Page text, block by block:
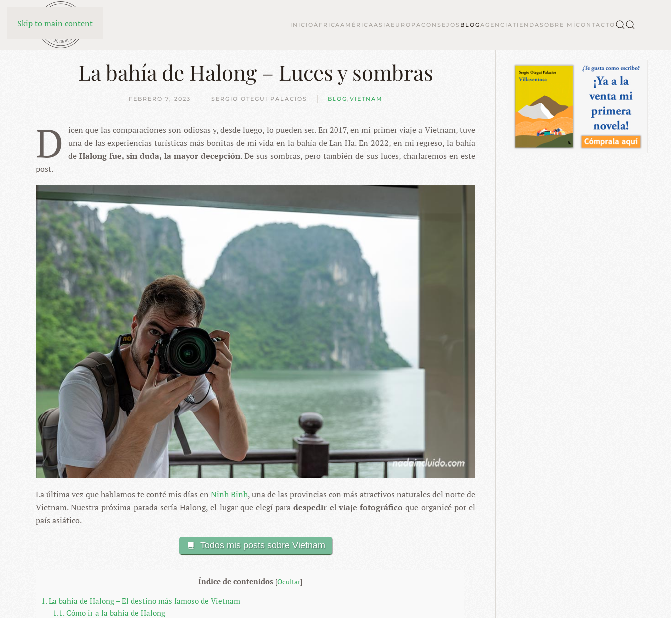
Skip to main content INICIOÁFRICAAMÉRICAASIA EUROPACONSEJOS BLOGAGENCIATIENDASOBRE MÍCONTACTO
La bahía de Halong – Luces y sombras
FEBRERO 7, 2023 SERGIO OTEGUI PALACIOS BLOG, VIETNAM
D icen que las comparaciones son odiosas y, desde luego, lo pueden ser. En 2017, en mi primer viaje a Vietnam, tuve
una de las experiencias turísticas más bonitas de mi vida en la bahía de Lan Ha. En 2022, en mi regreso, la bahía
deHalong fue, sin duda, la mayor decepción. De sus sombras, pero también de sus luces, charlaremos en este
post.
La última vez que hablamos te conté mis días en Ninh Binh, una de las provincias con más atractivos naturales del norte de
Vietnam. Nuestra próxima parada sería Halong, el lugar que elegí paradespedir el viaje fotográfico que organicé por el
país asiático.
Todos mis posts sobre Vietnam
Índice de contenidos [Ocultar]
1. La bahía de Halong – El destino más famoso de Vietnam
1.1.Cómo ir a la bahía de Halong